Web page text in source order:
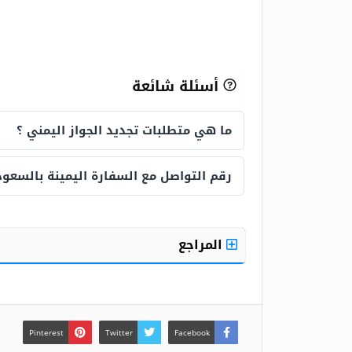
أسئلة شائعة
ما هي متطلبات تجديد الجواز اليمني ؟
ما هي متطلبات تجديد الجواز
رقم التواصل مع السفارة اليمينة
المراجع
Facebook
Twitter
Pinterest